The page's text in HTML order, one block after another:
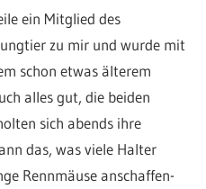
ein Mitglied des
zu mir und wurde mit
schon etwas älterem
alles gut, die beiden
sich abends ihre
das, was viele Halter
Rennmäuse anschaffen-